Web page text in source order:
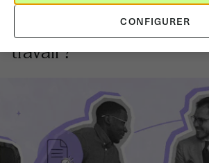
Promesse d'embauche
différences avec un
travail ?
CONFIGURER